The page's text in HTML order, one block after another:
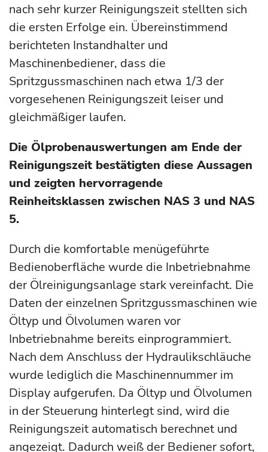
nach sehr kurzer Reinigungszeit stellten sich
die ersten Erfolge ein. Übereinstimmend
berichteten Instandhalter und
Maschinenbediener, dass die
Spritzgussmaschinen nach etwa 1/3 der
vorgesehenen Reinigungszeit leiser und
gleichmäßiger laufen.
Die Ölprobenauswertungen am Ende der
Reinigungszeit bestätigten diese Aussagen
und zeigten hervorragende
Reinheitsklassen zwischen NAS 3 und NAS
5.
Durch die komfortable menügeführte
Bedienoberfläche wurde die Inbetriebnahme
der Ölreinigungsanlage stark vereinfacht. Die
Daten der einzelnen Spritzgussmaschinen wie
Öltyp und Ölvolumen waren vor
Inbetriebnahme bereits einprogrammiert.
Nach dem Anschluss der Hydraulikschläuche
wurde lediglich die Maschinennummer im
Display aufgerufen. Da Öltyp und Ölvolumen
in der Steuerung hinterlegt sind, wird die
Reinigungszeit automatisch berechnet und
angezeigt. Dadurch weiß der Bediener sofort,